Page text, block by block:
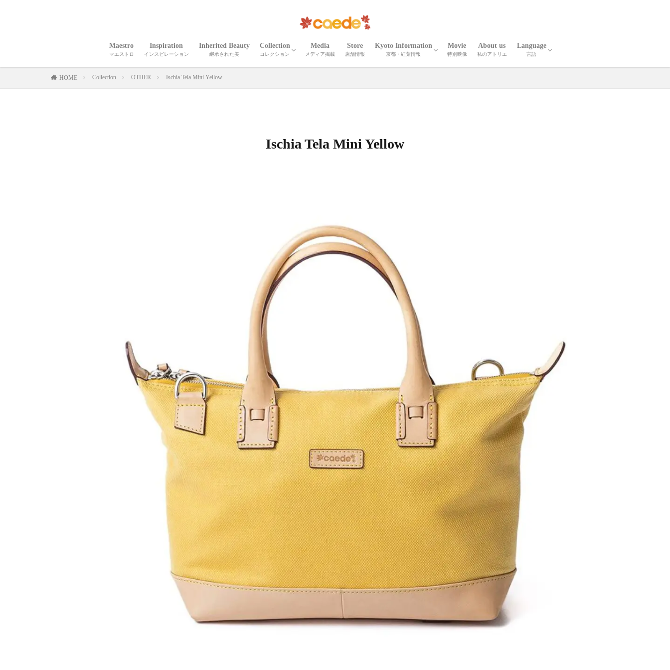
Maestro
マエストロ
Inspiration
インスピレーション
Inherited Beauty
継承された美
Collection
コレクション
CORTEO
ETNA
Madeira
Iris
Palma
Shrink Madeira
Shrink Cube
Cardona
ELLISSE
Shrink Zima
Zima
Recicli ZIMA
Zima leather goods
Prima Bolta
CORTEO MICHELA
Numero
Serena
Wrinkle Serena
Cerberus３
Wrinkle CERBERUS 3
Camouflage Cerberus 3
Adria Misto Cerberus 3
Twill Nylon Misto Cerberus 3
Stella Misto Cerberus
Stella Misto Ruck
Stella Misto Flap
Misto
Miranda
Miranda Ruck
Stella Reversible
Stella Ruck
Maiko Puzzle
Milano Canvas
OTHER
Media
メディア掲載
Store
店舗情報
Kyoto Information
京都・紅葉情報
京都の紅葉
京都・春夏秋冬
京都の名刹・観光情報
京都の伝統工芸・職人技
Movie
特別映像
About us
私のアトリエ
Language
言語
英語
中国語
HOME Collection OTHER Ischia Tela Mini Yellow
Ischia Tela Mini Yellow